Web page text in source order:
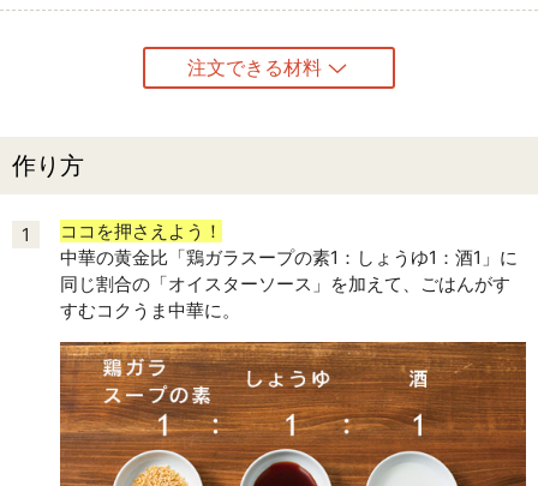
注文できる材料
作り方
1
ココを押さえよう！
中華の黄金比「鶏ガラスープの素1：しょうゆ1：酒1」に
同じ割合の「オイスターソース」を加えて、ごはんがす
すむコクうま中華に。